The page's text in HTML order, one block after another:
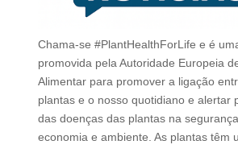
Chama-se #PlantHealthForLife e é
promovida pela Autoridade Europeia
Alimentar para promover a ligação
plantas e o nosso quotidiano e alertar
das doenças das plantas na
economia e ambiente. As plantas têm